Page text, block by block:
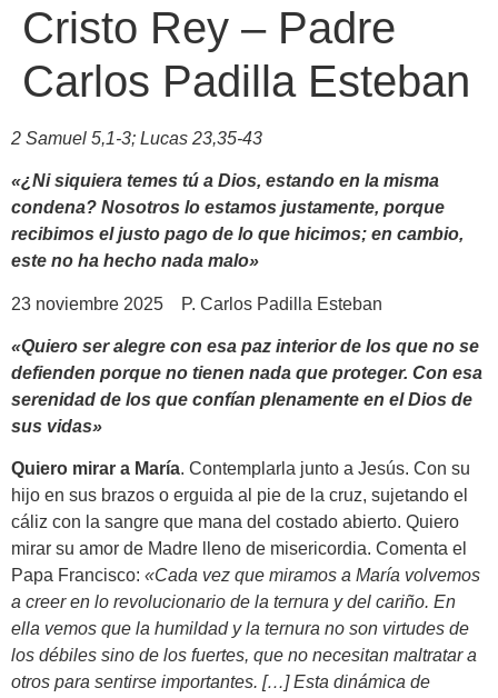
Cristo Rey – Padre
Carlos Padilla Esteban
2 Samuel 5,1-3; Lucas 23,35-43
«¿Ni siquiera temes tú a Dios, estando en la misma
condena? Nosotros lo estamos justamente, porque
recibimos el justo pago de lo que hicimos; en cambio,
este no ha hecho nada malo»
23 noviembre 2025 P. Carlos Padilla Esteban
«Quiero ser alegre con esa paz interior de los que no se
defienden porque no tienen nada que proteger. Con esa
serenidad de los que confían plenamente en el Dios de
sus vidas»
Quiero mirar a María. Contemplarla junto a Jesús. Con su
hijo en sus brazos o erguida al pie de la cruz, sujetando el
cáliz con la sangre que mana del costado abierto. Quiero
mirar su amor de Madre lleno de misericordia. Comenta el
Papa Francisco: «Cada vez que miramos a María volvemos
a creer en lo revolucionario de la ternura y del cariño. En
ella vemos que la humildad y la ternura no son virtudes de
los débiles sino de los fuertes, que no necesitan maltratar a
otros para sentirse importantes. […] Esta dinámica de